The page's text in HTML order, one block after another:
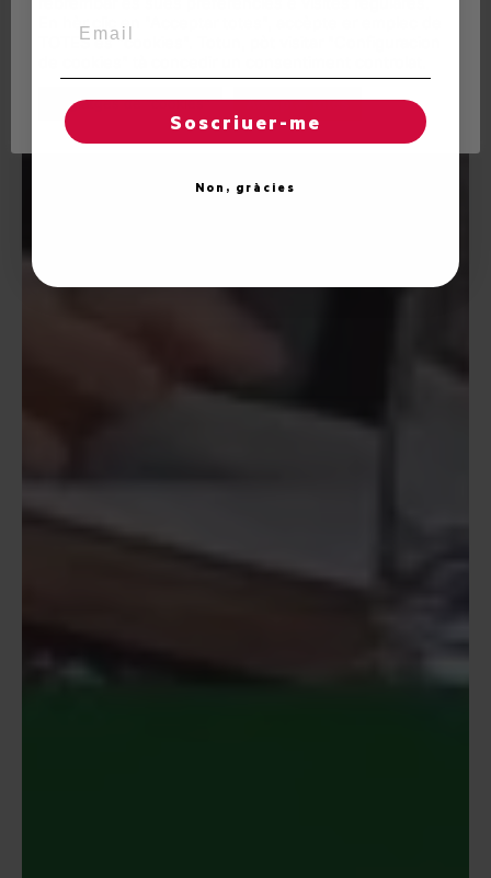
En hèr clic en "Acceptar totes", accèpte er emplec de
TOTES es "cookies". Totun, pòt visitar "Configuracion
Reglatges de "cookies" Acceptar totes
Soscriuer-me
Non, gràcies